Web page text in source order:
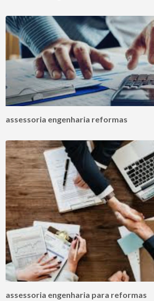
assessoria engenharia reformas
assessoria engenharia para reformas